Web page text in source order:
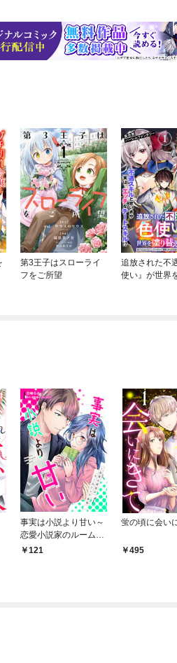
第3王子はスローライ
フをご所望
追放された不
使い』が世界
事実は小説より甘い～
恋愛小説家のルームシ
ェア事情 1巻
121
蛍の頃に会い
495